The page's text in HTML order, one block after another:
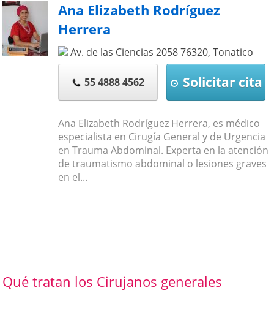
Ana Elizabeth Rodríguez
Herrera
Av. de las Ciencias 2058 76320,Tonatico
55 4888 4562 Solicitar cita
Ana Elizabeth Rodríguez Herrera, es médico
especialista en Cirugía General y de Urgencia
en Trauma Abdominal. Experta en la atención
de traumatismo abdominal o lesiones graves
en el...
Qué tratan los Cirujanos generales